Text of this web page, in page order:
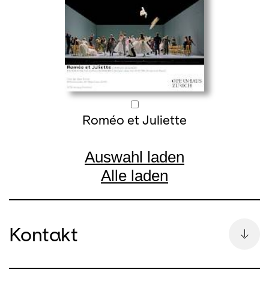
Roméo et Juliette
Auswahl laden
Alle laden
Kontakt